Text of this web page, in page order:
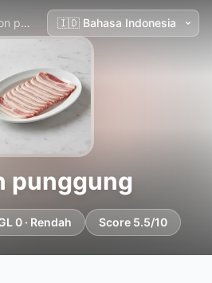
punggung
0 · Rendah Score 5.5/10